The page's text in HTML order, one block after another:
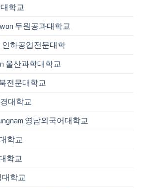
학교
두원공과대학교
인하공업전문대학
울산과학대학교
전문대학교
대학교
영남외국어대학교
학교
학교
대학교